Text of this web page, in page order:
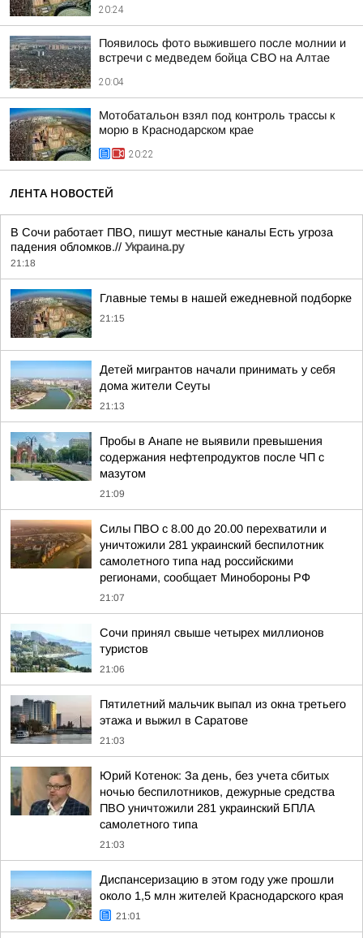
20:24
Появилось фото выжившего после молнии и
встречи с медведем бойца СВО на Алтае
20:04
Мотобатальон взял под контроль трассы к
морю в Краснодарском крае
20:22
ЛЕНТА НОВОСТЕЙ
В Сочи работает ПВО, пишут местные каналы Есть угроза
падения обломков.// Украина.ру
21:18
Главные темы в нашей ежедневной подборке
21:15
Детей мигрантов начали принимать у себя
дома жители Сеуты
21:13
Пробы в Анапе не выявили превышения
содержания нефтепродуктов после ЧП с
мазутом
21:09
Силы ПВО с 8.00 до 20.00 перехватили и
уничтожили 281 украинский беспилотник
самолетного типа над российскими
регионами, сообщает Минобороны РФ
21:07
Сочи принял свыше четырех миллионов
туристов
21:06
Пятилетний мальчик выпал из окна третьего
этажа и выжил в Саратове
21:03
Юрий Котенок: За день, без учета сбитых
ночью беспилотников, дежурные средства
ПВО уничтожили 281 украинский БПЛА
самолетного типа
21:03
Диспансеризацию в этом году уже прошли
около 1,5 млн жителей Краснодарского края
21:01